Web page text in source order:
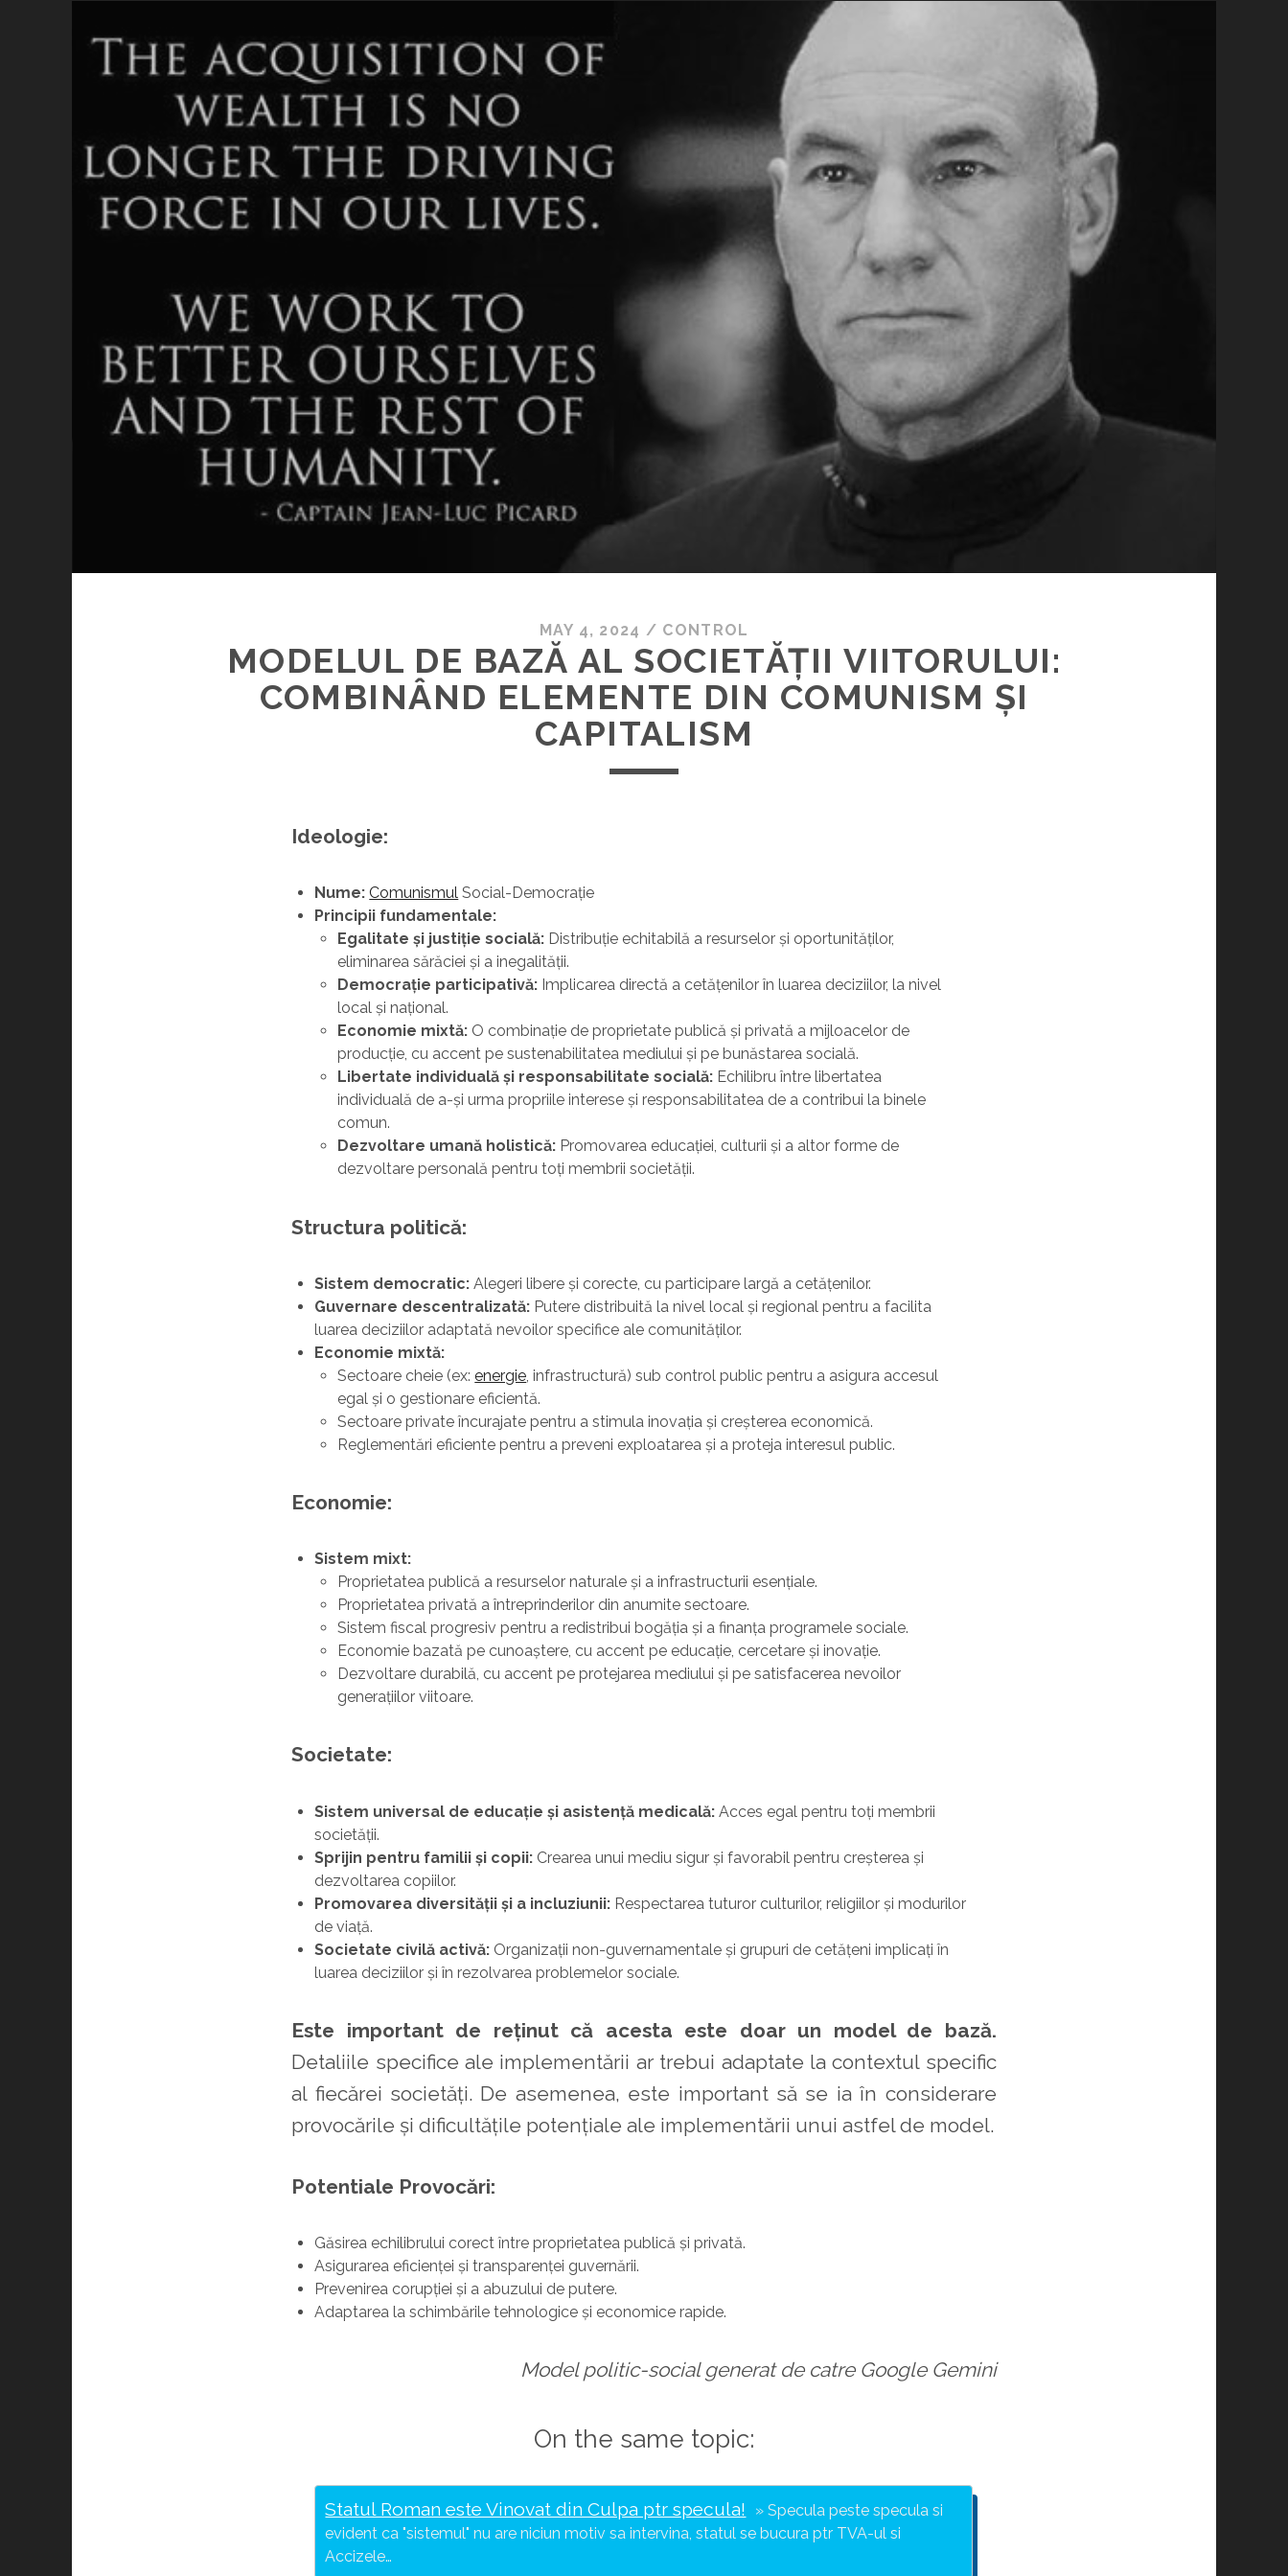
MAY 4, 2024 / CONTROL
MODELUL DE BAZĂ AL SOCIETĂȚII VIITORULUI:
COMBINÂND ELEMENTE DIN COMUNISM ȘI
CAPITALISM
Ideologie:
Nume: Comunismul Social-Democrație
Principii fundamentale:
Egalitate și justiție socială: Distribuție echitabilă a resurselor și oportunităților,
eliminarea sărăciei și a inegalității.
Democrație participativă: Implicarea directă a cetățenilor în luarea deciziilor, la nivel
local și național.
Economie mixtă: O combinație de proprietate publică și privată a mijloacelor de
producție, cu accent pe sustenabilitatea mediului și pe bunăstarea socială.
Libertate individuală și responsabilitate socială: Echilibru între libertatea
individuală de a-și urma propriile interese și responsabilitatea de a contribui la binele
comun.
Dezvoltare umană holistică: Promovarea educației, culturii și a altor forme de
dezvoltare personală pentru toți membrii societății.
Structura politică:
Sistem democratic: Alegeri libere și corecte, cu participare largă a cetățenilor.
Guvernare descentralizată: Putere distribuită la nivel local și regional pentru a facilita
luarea deciziilor adaptată nevoilor specifice ale comunităților.
Economie mixtă:
Sectoare cheie (ex:energie, infrastructură) sub control public pentru a asigura accesul
egal și o gestionare eficientă.
Sectoare private încurajate pentru a stimula inovația și creșterea economică.
Reglementări eficiente pentru a preveni exploatarea și a proteja interesul public.
Economie:
Sistem mixt:
Proprietatea publică a resurselor naturale și a infrastructurii esențiale.
Proprietatea privată a întreprinderilor din anumite sectoare.
Sistem fiscal progresiv pentru a redistribui bogăția și a finanța programele sociale.
Economie bazată pe cunoaștere, cu accent pe educație, cercetare și inovație.
Dezvoltare durabilă, cu accent pe protejarea mediului și pe satisfacerea nevoilor
generațiilor viitoare.
Societate:
Sistem universal de educație și asistență medicală: Acces egal pentru toți membrii
societății.
Sprijin pentru familii și copii: Crearea unui mediu sigur și favorabil pentru creșterea și
dezvoltarea copiilor.
Promovarea diversității și a incluziunii: Respectarea tuturor culturilor, religiilor și modurilor
de viață.
Societate civilă activă: Organizații non-guvernamentale și grupuri de cetățeni implicați în
luarea deciziilor și în rezolvarea problemelor sociale.
Este important de reținut că acesta este doar un model de bază.
Detaliile specifice ale implementării ar trebui adaptate la contextul specific
al fiecărei societăți. De asemenea, este important să se ia în considerare
provocările și dificultățile potențiale ale implementării unui astfel de model.
Potentiale Provocări:
Găsirea echilibrului corect între proprietatea publică și privată.
Asigurarea eficienței și transparenței guvernării.
Prevenirea corupției și a abuzului de putere.
Adaptarea la schimbările tehnologice și economice rapide.
Model politic-social generat de catre Google Gemini
On the same topic:
Statul Roman este Vinovat din Culpa ptr specula!
Specula peste specula si
evident ca "sistemul" nu are niciun motiv sa intervina, statul se bucura ptr TVA-ul si
Accizele…